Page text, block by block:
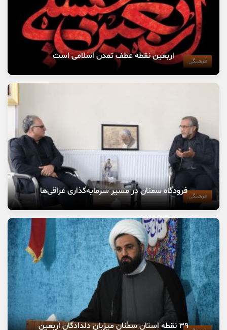
فرهنگی اربعین نقطه عطف تمدن اسلامی است
فرهنگیفرودگاه سمنان در مسیر سرمایه‌گذاری عراقی‌ها
۳۹ نقطه استان سمنان میزبان دلدادگان اربعین